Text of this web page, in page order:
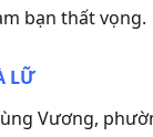
bạn thất vọng.
LỮ
Vương,